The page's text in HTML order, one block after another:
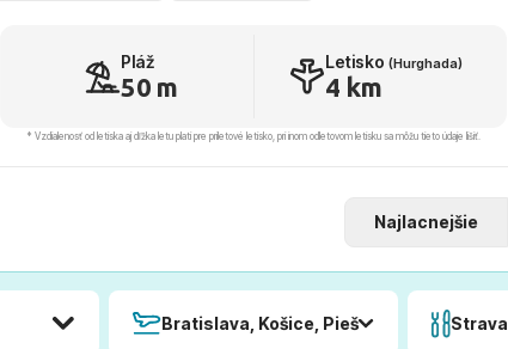
Pláž
50 m
Letisko(Hurghada)
4 km
* Vzdialenosť od letiska aj dľžka letu platí pre príletové letisko, pri inom odletovom letisku sa môžu tieto údaje líšiť.
Najlacnejšie
Bratislava, Košice, Piešťany, PopradStrava